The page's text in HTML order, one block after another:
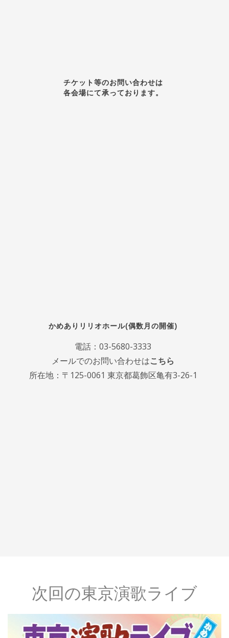
チケット等のお問い合わせは
各会場にて承っております。
かめありリリオホール(偶数月の開催)
電話：03-5680-3333
メールでのお問い合わせはこちら
所在地：〒125-0061 東京都葛飾区亀有3-26-1
次回の東京演歌ライブ